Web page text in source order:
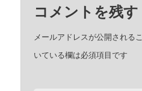
コメントを残す
メールアドレスが公開される
いている欄は必須項目です